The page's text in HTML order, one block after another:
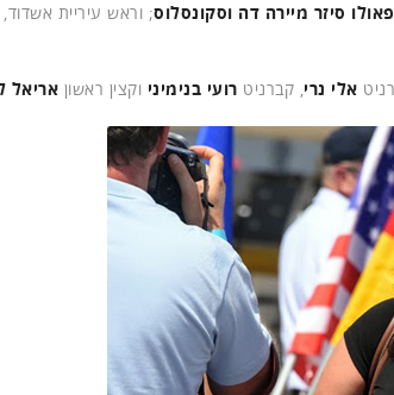
פאולו סיזר מיירה דה וסקונסלוס; וראש עיריית
אלי נרי, קברניט רועי בנימיני וקצין ראשון אריאל